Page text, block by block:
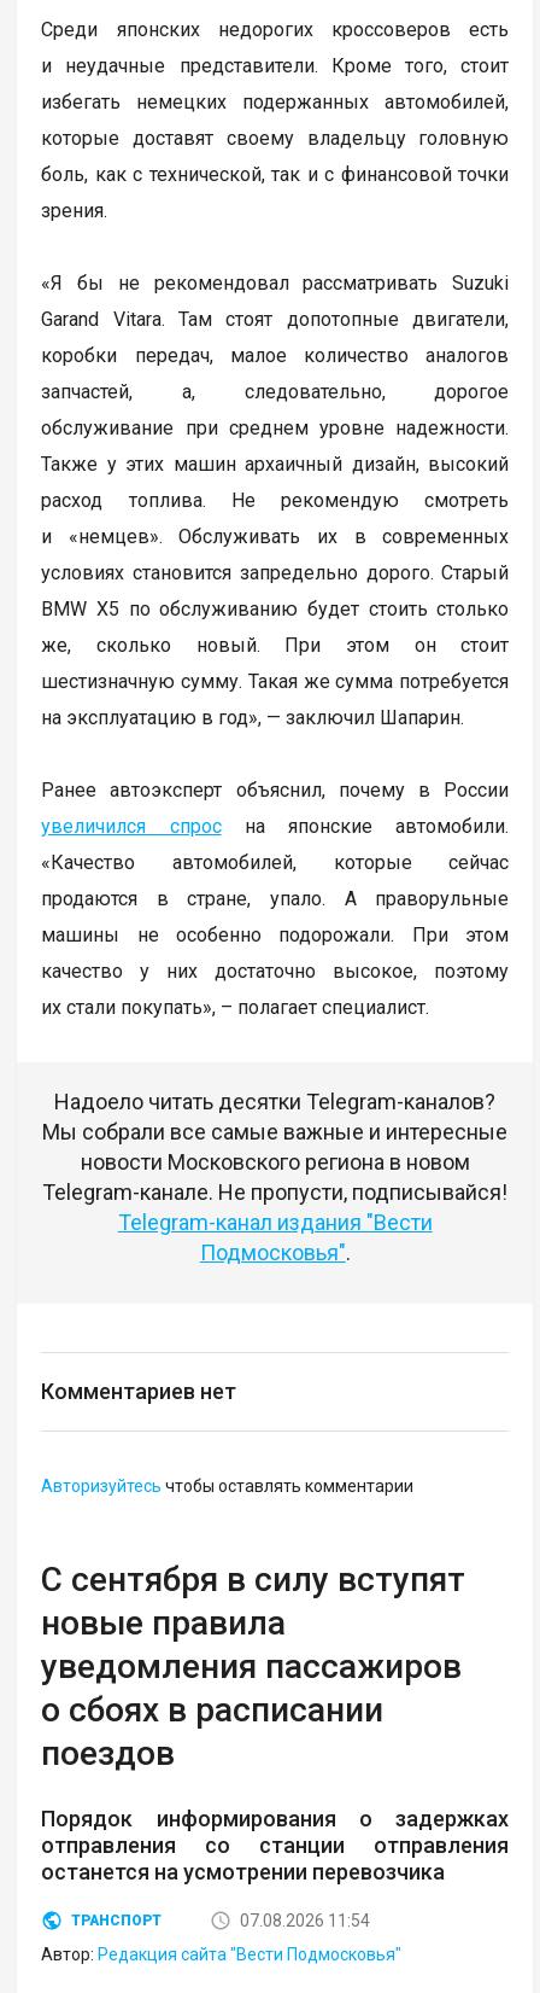
Среди японских недорогих кроссоверов есть
и неудачные представители. Кроме того, стоит
избегать немецких подержанных автомобилей,
которые доставят своему владельцу головную
боль, как с технической, так и с финансовой точки
зрения.
«Я бы не рекомендовал рассматривать Suzuki
Garand Vitara. Там стоят допотопные двигатели,
коробки передач, малое количество аналогов
запчастей, а, следовательно, дорогое
обслуживание при среднем уровне надежности.
Также у этих машин архаичный дизайн, высокий
расход топлива. Не рекомендую смотреть
и «немцев». Обслуживать их в современных
условиях становится запредельно дорого. Старый
BMW X5 по обслуживанию будет стоить столько
же, сколько новый. При этом он стоит
шестизначную сумму. Такая же сумма потребуется
на эксплуатацию в год», — заключил Шапарин.
Ранее автоэксперт объяснил, почему в России
увеличился спросна японские автомобили.
«Качество автомобилей, которые сейчас
продаются в стране, упало. А праворульные
машины не особенно подорожали. При этом
качество у них достаточно высокое, поэтому
их стали покупать», – полагает специалист.
Надоело читать десятки Telegram-каналов?
Мы собрали все самые важные и интересные
новости Московского региона в новом
Telegram-канале. Не пропусти, подписывайся!
Telegram-канал издания "Вести
Подмосковья".
Комментариев нет
Авторизуйтесь чтобы оставлять комментарии
С сентября в силу вступят
новые правила
уведомления пассажиров
о сбоях в расписании
поездов
Порядок информирования о задержках
отправления со станции отправления
останется на усмотрении перевозчика
ТРАНСПОРТ
07.08.2026 11:54
Автор: Редакция сайта "Вести Подмосковья"